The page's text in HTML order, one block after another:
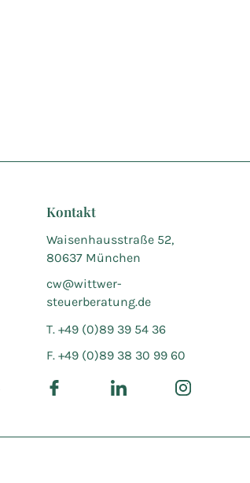
Kontakt
Waisenhausstraße 52,
80637 München
cw@wittwer-
steuerberatung.de
T. +49 (0)89 39 54 36
F. +49 (0)89 38 30 99 60